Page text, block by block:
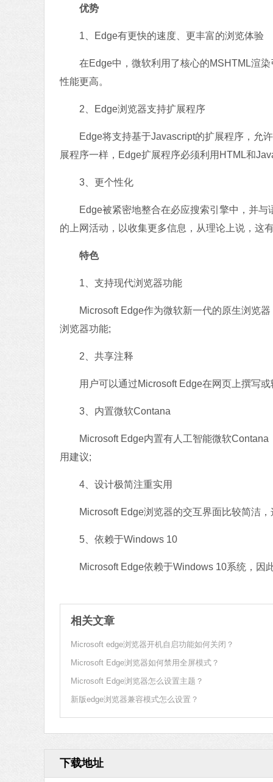
优势
1、Edge有更快的速度、更丰富的浏览体验
在Edge中，微软利用了核心的MSHTML渲染
性能更高。
2、Edge浏览器支持扩展程序
Edge将支持基于Javascript的扩展程序，允许
展程序一样，Edge扩展程序必须利用HTML和
3、更个性化
Edge被紧密地整合在必应搜索引擎中，并与
的上网活动，以收集更多信息，从理论上说，这
特色
1、支持现代浏览器功能
Microsoft Edge作为微软新一代的原生浏览器
浏览器功能;
2、共享注释
用户可以通过Microsoft Edge在网页上撰写或
3、内置微软Contana
Microsoft Edge内置有人工智能微软Contana
用建议;
4、设计极简注重实用
Microsoft Edge浏览器的交互界面比较简洁，
5、依赖于Windows 10
Microsoft Edge依赖于Windows 10系统，因
相关文章
Microsoft edge浏览器开机自启功能如何关闭？
Microsoft Edge浏览器如何禁用全屏模式？
Microsoft Edge浏览器怎么设置主题？
新版edge浏览器兼容模式怎么设置？
下载地址